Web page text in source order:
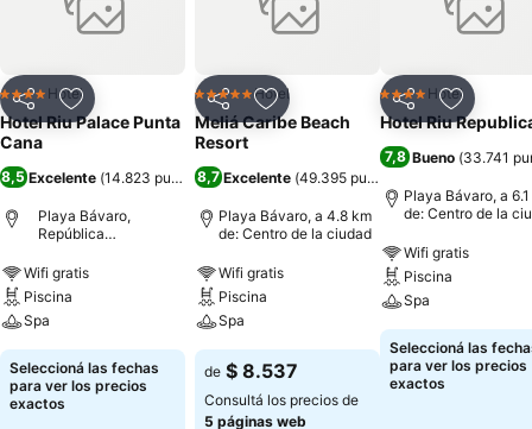
CompartirAñadir a favoritos
4 EstrellasHotel
Hotel Riu Palace Punta
Cana
8,5 Excelente (14.823 puntuaciones)
Playa Bávaro,
República
Wifi gratis
Piscina
Spa
Seleccioná las fechas
para ver los precios
exactos
CompartirAñadir a favoritos
5 EstrellasHotel
Meliá Caribe Beach
Resort
8,7 Excelente (49.395 puntuaciones
Playa Bávaro, a 4.8 km
de: Centro de la ciudad
Wifi gratis
Piscina
Spa
de $ 8.537
Consultá los precios de
5 páginas web
CompartirAñadir
4 EstrellasHotel
Hotel Riu
7,8 Bueno (33.741
Playa Bávaro, a
de: Centro de la
Wifi gratis
Piscina
Spa
Seleccioná las
para ver los precios
exactos